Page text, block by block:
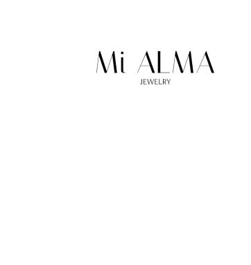
Mi-Alma-il